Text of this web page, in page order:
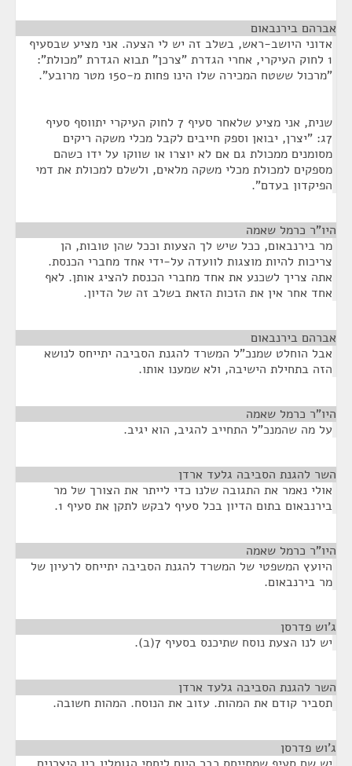
אברהם בירנבאום
אדוני היושב-ראש, בשלב זה יש לי הצעה. אני מציע שבסעיף
1 לחוק העיקרי, אחרי הגדרת "צרכן" תבוא הגדרת "מכולת":
"מרכול ששטח המכירה שלו הינו פחות מ-150 מטר מרובע".
שנית, אני מציע שלאחר סעיף 7 לחוק העיקרי יתווסף סעיף
7ג: "יצרן, יבואן וספק חייבים לקבל מכלי משקה ריקים
מסומנים ממכולת גם אם לא יוצרו או שווקו על ידו כשהם
מספקים למכולת מכלי משקה מלאים, ולשלם למכולת את דמי
הפיקדון בעדם".
היו"ר כרמל שאמה
מר בירנבאום, ככל שיש לך הצעות וככל שהן טובות, הן
צריכות להיות מוצגות לוועדה על-ידי אחד מחברי הכנסת.
אתה צריך לשכנע את אחד מחברי הכנסת להציג אותן. לאף
אחד אחר אין את הזכות הזאת בשלב זה של הדיון.
אברהם בירנבאום
אבל הוחלט שמנכ"ל המשרד להגנת הסביבה יתייחס לנושא
הזה בתחילת הישיבה, ולא שמענו אותו.
היו"ר כרמל שאמה
על מה שהמנכ"ל התחייב להגיב, הוא יגיב.
השר להגנת הסביבה גלעד ארדן
אולי נאמר את התגובה שלנו כדי לייתר את הצורך של מר
בירנבאום בתום הדיון בכל סעיף לבקש לתקן את סעיף 1.
היו"ר כרמל שאמה
היועץ המשפטי של המשרד להגנת הסביבה יתייחס לרעיון של
מר בירנבאום.
ג'וש פדרסן
יש לנו הצעת נוסח שתיכנס בסעיף 7(ב).
השר להגנת הסביבה גלעד ארדן
תסביר קודם את המהות. עזוב את הנוסח. המהות חשובה.
ג'וש פדרסן